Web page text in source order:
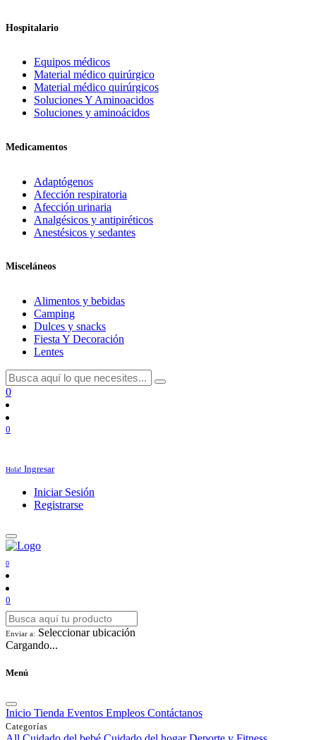
Hospitalario
Equipos médicos
Material médico quirúrgico
Material médico quirúrgicos
Soluciones Y Aminoacidos
Soluciones y aminoácidos
Medicamentos
Adaptógenos
Afección respiratoria
Afección urinaria
Analgésicos y antipiréticos
Anestésicos y sedantes
Misceláneos
Alimentos y bebidas
Camping
Dulces y snacks
Fiesta Y Decoración
Lentes
0
0
Hola! Ingresar
Iniciar Sesión
Registrarse
0
0
Enviar a: Seleccionar ubicación
Cargando...
Menú
Inicio Tienda Eventos Empleos Contáctanos
Categorías